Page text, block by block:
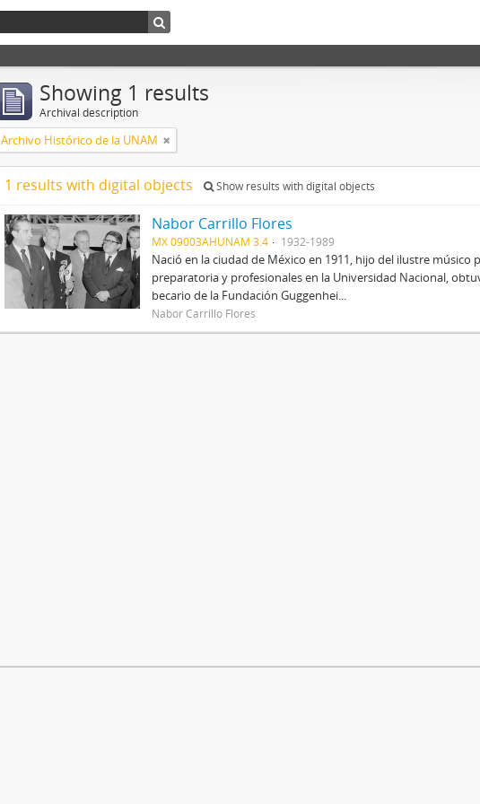
Showing 1 results
Archival description
Archivo Histórico de la UNAM
1 results with digital objects Show results with digital objects
Nabor Carrillo Flores
MX 09003AHUNAM 3.4 1932-1989
Nació en la ciudad de México en 1911, hijo del ilustre músico
preparatoria y profesionales en la Universidad Nacional,
becario de la Fundación Guggenhei...
Nabor Carrillo Flores